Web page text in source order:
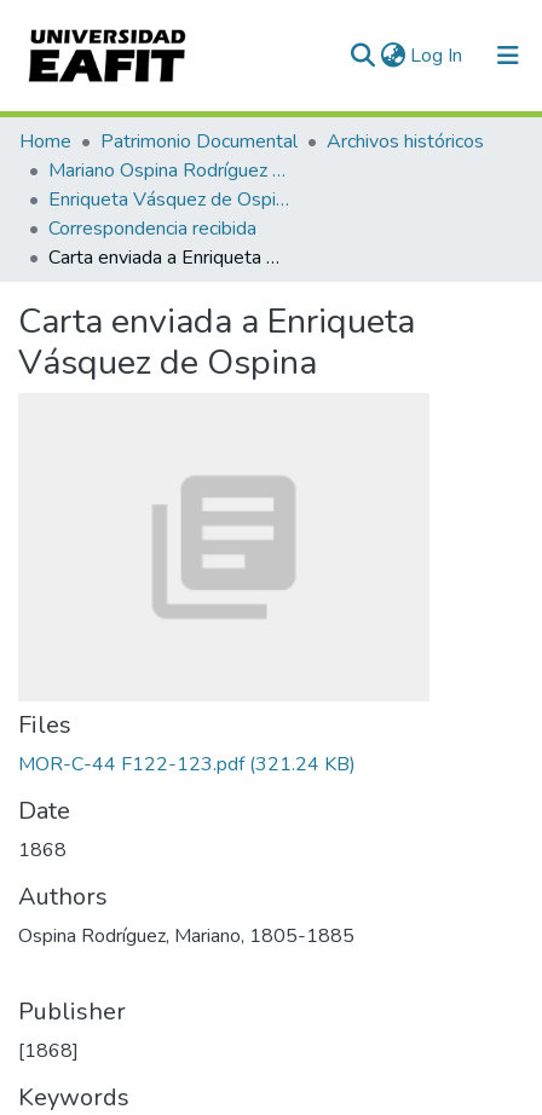
Log In (current)
Communities & Collections
All of DSpace
Statistics
Home Patrimonio Documental
Archivos históricos
Mariano Ospina Rodríguez (1826 -1912)
Enriqueta Vásquez de Ospina
Correspondencia recibida
Carta enviada a Enriqueta Vásquez de Ospina
Carta enviada a Enriqueta
Vásquez de Ospina
Files
MOR-C-44 F122-123.pdf(321.24 KB)
Date
1868
Authors
Ospina Rodríguez, Mariano, 1805-1885
Publisher
[1868]
Keywords